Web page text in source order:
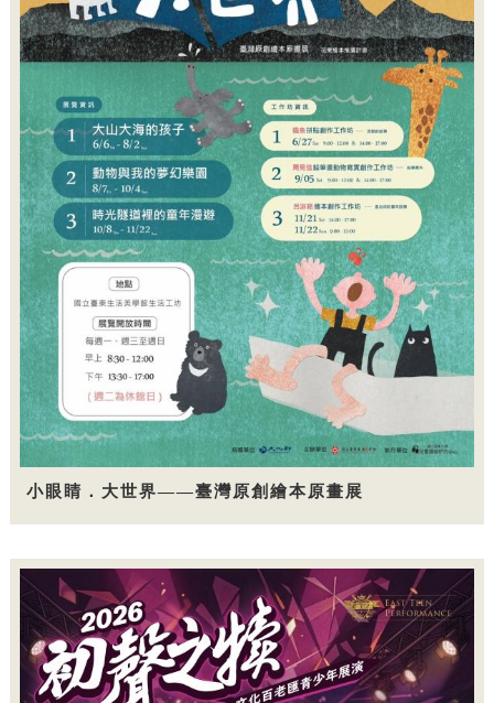
小眼睛．大世界——臺灣原創繪本原畫展